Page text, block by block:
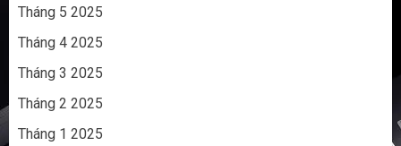
Tháng 5 2025
Tháng 4 2025
Tháng 3 2025
Tháng 2 2025
Tháng 1 2025